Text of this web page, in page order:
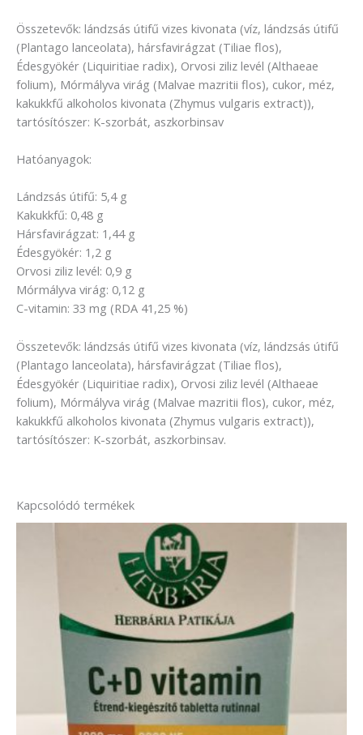
Összetevők: lándzsás útifű vizes kivonata (víz, lándzsás útifű
(Plantago lanceolata), hársfavirágzat (Tiliae flos),
Édesgyökér (Liquiritiae radix), Orvosi ziliz levél (Althaeae
folium), Mórmályva virág (Malvae mazritii flos), cukor, méz,
kakukkfű alkoholos kivonata (Zhymus vulgaris extract)),
tartósítószer: K-szorbát, aszkorbinsav
Hatóanyagok:
Lándzsás útifű: 5,4 g
Kakukkfű: 0,48 g
Hársfavirágzat: 1,44 g
Édesgyökér: 1,2 g
Orvosi ziliz levél: 0,9 g
Mórmályva virág: 0,12 g
C-vitamin: 33 mg (RDA 41,25 %)
Összetevők: lándzsás útifű vizes kivonata (víz, lándzsás útifű
(Plantago lanceolata), hársfavirágzat (Tiliae flos),
Édesgyökér (Liquiritiae radix), Orvosi ziliz levél (Althaeae
folium), Mórmályva virág (Malvae mazritii flos), cukor, méz,
kakukkfű alkoholos kivonata (Zhymus vulgaris extract)),
tartósítószer: K-szorbát, aszkorbinsav.
Kapcsolódó termékek